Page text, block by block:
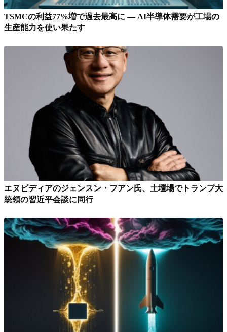
TSMCの利益77%増で過去最高に — AI半導体需要が工場の
生産能力を使い果たす
エヌビディアのジェンスン・フアン氏、土壇場でトランプ大
統領の習近平会談に同行